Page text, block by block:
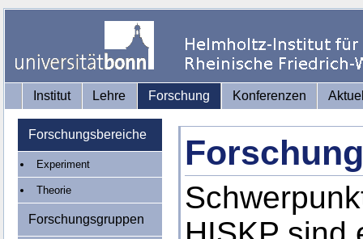
Institut Lehre Forschung Konferenzen
Forschungsbereiche
Experiment
Theorie
Forschungsgruppen